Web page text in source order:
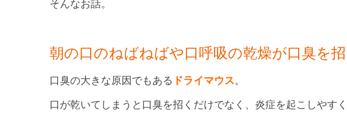
そんなお話。
朝の口のねばねばや口呼吸の乾燥が口臭を
口臭の大きな原因でもある ドライマウス。
口が乾いてしまうと口臭を招くだけでなく、炎症を起こしやす